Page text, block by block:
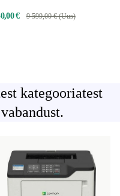
€ 9 599,00 € (Uus)
kategooriatest